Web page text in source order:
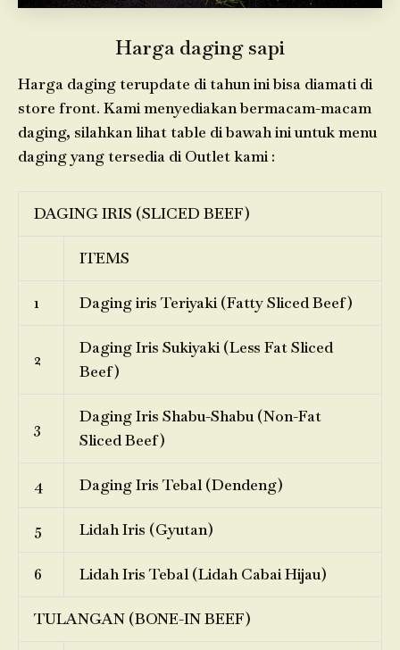
Harga daging sapi
Harga daging terupdate di tahun ini bisa diamati di
store front. Kami menyediakan bermacam-macam
daging, silahkan lihat table di bawah ini untuk menu
daging yang tersedia di Outlet kami :
DAGING IRIS (SLICED BEEF)
ITEMS
1 Daging iris Teriyaki (Fatty Sliced Beef)
2
Daging Iris Sukiyaki (Less Fat Sliced
Beef)
3
Daging Iris Shabu-Shabu (Non-Fat
Sliced Beef)
4 Daging Iris Tebal (Dendeng)
5 Lidah Iris (Gyutan)
6 Lidah Iris Tebal (Lidah Cabai Hijau)
TULANGAN (BONE-IN BEEF)